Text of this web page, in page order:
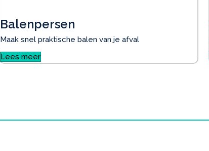
Balenpersen
Maak snel praktische balen van je afval
Lees meer